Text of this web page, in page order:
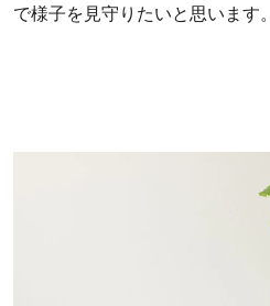
で様子を見守りたいと思います。